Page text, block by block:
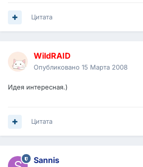
Цитата
WildRAID
Опубликовано 15 Марта 2008
Идея интересная.)
Цитата
Sannis